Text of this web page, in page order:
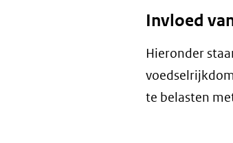
Invloed
Hieronder
te belasten